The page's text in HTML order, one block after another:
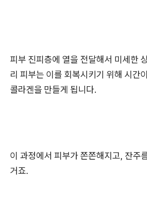
피부 진피층에 열을 전달해서 미세한
리 피부는 이를 회복시키기 위해 시간
콜라겐을 만들게 됩니다.
이 과정에서 피부가 쫀쫀해지고, 잔주
거죠.